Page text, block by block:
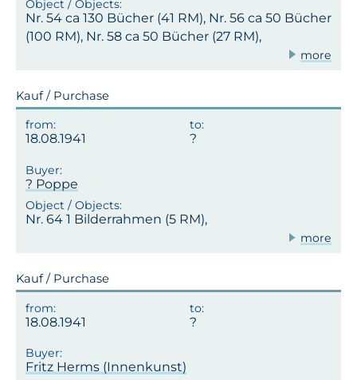
Nr. 54 ca 130 Bücher (41 RM), Nr. 56 ca 50 Bücher
(100 RM), Nr. 58 ca 50 Bücher (27 RM),
more
Kauf / Purchase
18.08.1941
? Poppe
Nr. 64 1 Bilderrahmen (5 RM),
more
Kauf / Purchase
18.08.1941
Fritz Herms (Innenkunst)